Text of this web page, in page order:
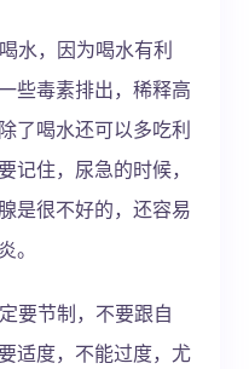
，因为喝水有利
些毒素排出，稀释高
了喝水还可以多吃利
记住，尿急的时候，
是很不好的，还容易
。
节制，不要跟自
适度，不能过度，尤